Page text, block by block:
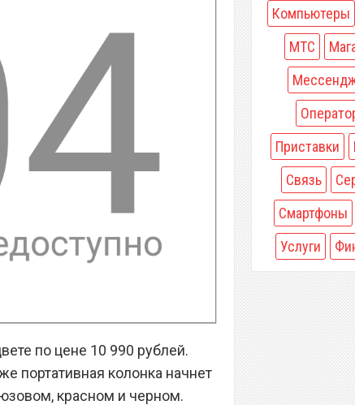
по цене 10 990 рублей.
портативная колонка начнет
красном и черном.
Компьютеры
МТС
Приставки
Связь
Смартфоны
Услуги